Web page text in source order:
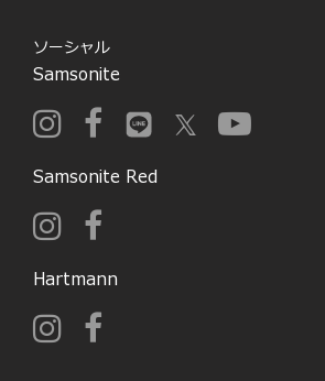
ソーシャル
Samsonite
Samsonite Red
Hartmann